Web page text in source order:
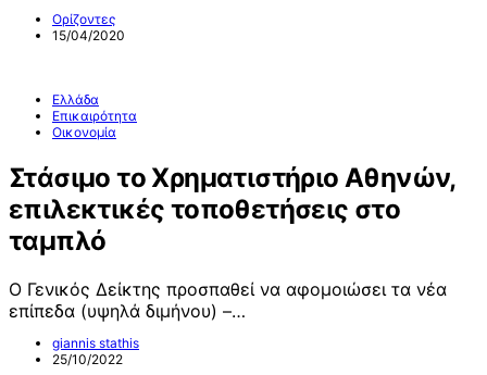
Ορίζοντες
15/04/2020
Ελλάδα
Επικαιρότητα
Οικονομία
Στάσιμο το Χρηματιστήριο Αθηνών,
επιλεκτικές τοποθετήσεις στο
ταμπλό
Ο Γενικός Δείκτης προσπαθεί να αφομοιώσει τα νέα
επίπεδα (υψηλά διμήνου) –…
giannis stathis
25/10/2022